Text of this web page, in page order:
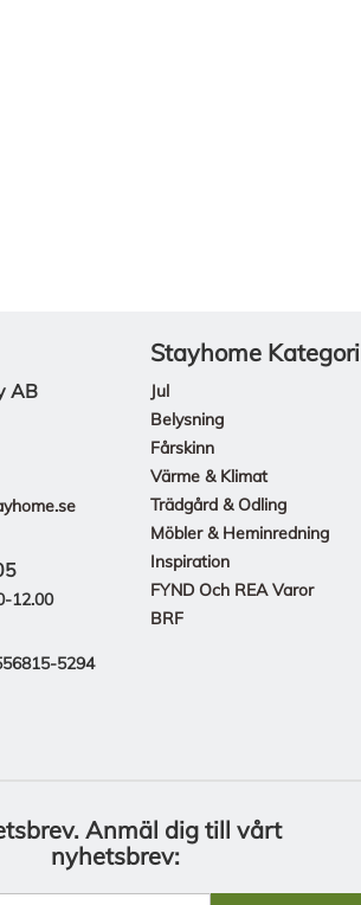
AB
12.00
5294
Stayhome Kategori
Jul
Belysning
Fårskinn
Värme & Klimat
Trädgård & Odling
Möbler & Heminredning
Inspiration
FYND Och REA Varor
BRF
Anmäl dig till vårt
nyhetsbrev: